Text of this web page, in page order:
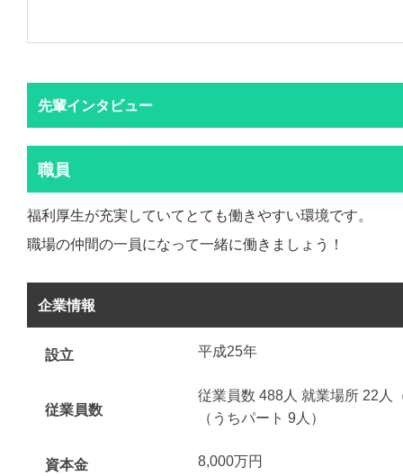
先輩インタビュー
職員
福利厚生が充実していてとても働きやすい環境です。
職場の仲間の一員になって一緒に働きましょう！
企業情報
設立 平成25年
従業員数
従業員数 488人 就業場所 22人
（うちパート 9人）
資本金 8,000万円